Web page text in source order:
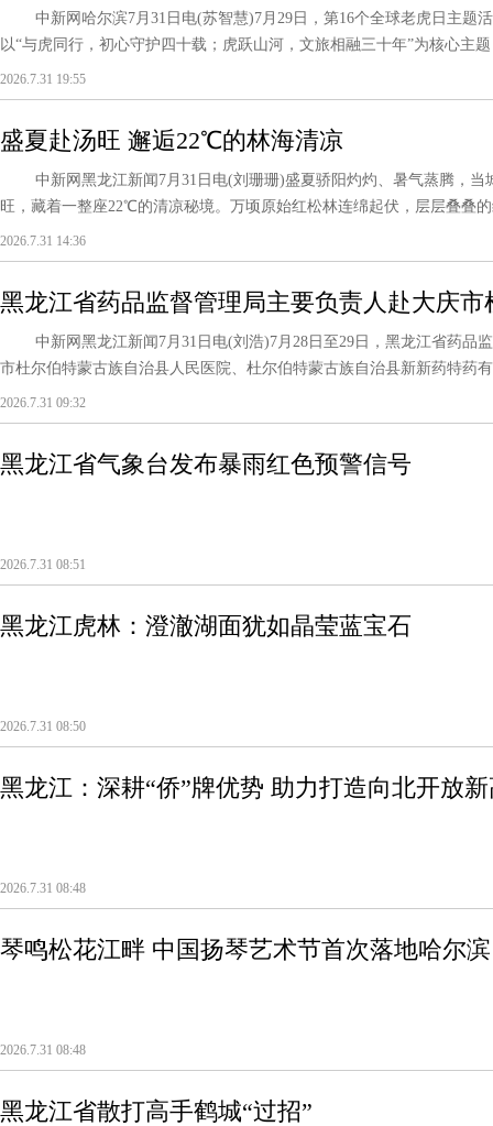
中新网哈尔滨7月31日电(苏智慧)7月29日，第16个全球老虎日主题
以“与虎同行，初心守护四十载；虎跃山河，文旅相融三十年”为核心主
2026.7.31 19:55
盛夏赴汤旺 邂逅22℃的林海清凉
中新网黑龙江新闻7月31日电(刘珊珊)盛夏骄阳灼灼、暑气蒸腾，当
旺，藏着一整座22℃的清凉秘境。万顷原始红松林连绵起伏，层层叠叠
2026.7.31 14:36
黑龙江省药品监督管理局主要负责人赴大庆
中新网黑龙江新闻7月31日电(刘浩)7月28日至29日，黑龙江省药品
市杜尔伯特蒙古族自治县人民医院、杜尔伯特蒙古族自治县新新药特药
2026.7.31 09:32
黑龙江省气象台发布暴雨红色预警信号
2026.7.31 08:51
黑龙江虎林：澄澈湖面犹如晶莹蓝宝石
2026.7.31 08:50
黑龙江：深耕“侨”牌优势 助力打造向北开放
2026.7.31 08:48
琴鸣松花江畔 中国扬琴艺术节首次落地哈尔滨
2026.7.31 08:48
黑龙江省散打高手鹤城“过招”